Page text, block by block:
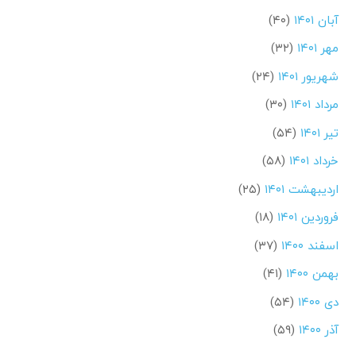
آبان ۱۴۰۱
(۴۰)
مهر ۱۴۰۱
(۳۲)
شهریور ۱۴۰۱
(۲۴)
مرداد ۱۴۰۱
(۳۰)
تیر ۱۴۰۱
(۵۴)
خرداد ۱۴۰۱
(۵۸)
اردیبهشت ۱۴۰۱
(۲۵)
فروردین ۱۴۰۱
(۱۸)
اسفند ۱۴۰۰
(۳۷)
بهمن ۱۴۰۰
(۴۱)
دی ۱۴۰۰
(۵۴)
آذر ۱۴۰۰
(۵۹)